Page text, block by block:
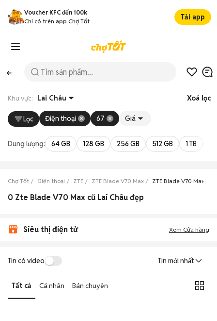
Voucher KFC đến 100k
Chỉ có trên app Chợ Tốt
Tải app
Khu vực: Lai Châu Xoá lọc
Lọc Điện thoại 67 Giá
Dung lượng: 64 GB 128 GB 256 GB 512 GB 1 TB
Chợ Tốt Điện thoại ZTE ZTE Blade V70 Max ZTE Blade V70 Max Lai
0 Zte Blade V70 Max cũ Lai Châu đẹp
Siêu thị điện tử Xem Cửa hàng
Tin có video Tin mới nhất
Tất cả Cá nhân Bán chuyên